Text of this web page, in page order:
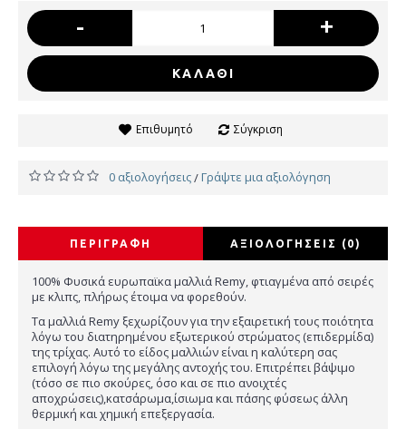
- +
ΚΑΛΆΘΙ
Επιθυμητό Σύγκριση
0 αξιολογήσεις/Γράψτε μια αξιολόγηση
ΠΕΡΙΓΡΑΦΉ ΑΞΙΟΛΟΓΉΣΕΙΣ (0)
100% Φυσικά ευρωπαϊκα μαλλιά Remy, φτιαγμένα από σειρές
με κλιπς, πλήρως έτοιμα να φορεθούν.
Τα μαλλιά Remy ξεχωρίζουν για την εξαιρετική τους ποιότητα
λόγω του διατηρημένου εξωτερικού στρώματος (επιδερμίδα)
της τρίχας. Αυτό το είδος μαλλιών είναι η καλύτερη σας
επιλογή λόγω της μεγάλης αντοχής του. Επιτρέπει βάψιμο
(τόσο σε πιο σκούρες, όσο και σε πιο ανοιχτές
αποχρώσεις),κατσάρωμα,ίσιωμα και πάσης φύσεως άλλη
θερμική και χημική επεξεργασία.